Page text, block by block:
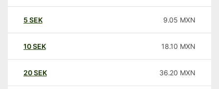
5 SEK 9.05 MXN
10SEK 18.10 MXN
20SEK 36.20 MXN